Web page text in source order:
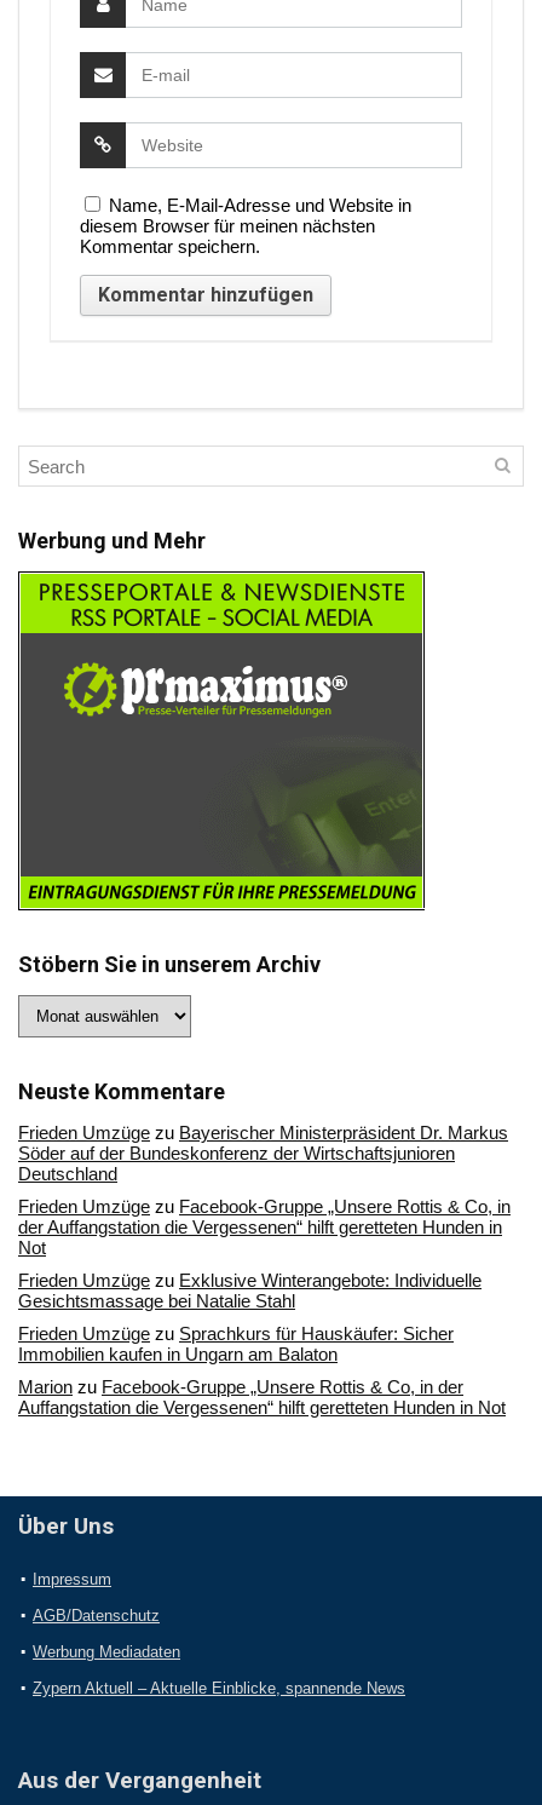
Name, E-Mail-Adresse und Website in
diesem Browser für meinen nächsten
Kommentar speichern.
Werbung und Mehr
Stöbern Sie in unserem Archiv
Sie
Archiv
Neuste Kommentare
Frieden Umzüge zu Bayerischer Ministerpräsident Dr. Markus
Söder auf der Bundeskonferenz der Wirtschaftsjunioren
Deutschland
Frieden Umzüge zu Facebook-Gruppe „Unsere Rottis & Co, in
der Auffangstation die Vergessenen“ hilft geretteten Hunden in
Not
Frieden Umzüge zu Exklusive Winterangebote: Individuelle
Gesichtsmassage bei Natalie Stahl
Frieden Umzüge zu Sprachkurs für Hauskäufer: Sicher
Immobilien kaufen in Ungarn am Balaton
Marion zu Facebook-Gruppe „Unsere Rottis & Co, in der
Auffangstation die Vergessenen“ hilft geretteten Hunden in Not
Über Uns
Impressum
AGB/Datenschutz
Werbung Mediadaten
Zypern Aktuell – Aktuelle Einblicke, spannende News
Aus der Vergangenheit